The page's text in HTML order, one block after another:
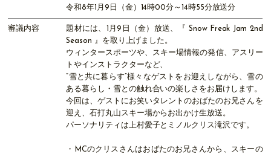
令和8年1月9日（金）14時00分～14時55分放送分
審議内容
題材には、1月9日（金）放送、『 Snow Freak Jam 2nd
Season 』を取り上げました。
ウィンタースポーツや、スキー場情報の発信、アスリー
トやインストラクターなど、
”雪と共に暮らす”様々なゲストをお迎えしながら、雪の
ある暮らし・雪との触れ合いの楽しさをお届けします。
今回は、ゲストにお笑いタレントのおばたのお兄さんを
迎え、石打丸山スキー場からお出かけ生放送。
パーソナリティは上村愛子とミノルクリス滝沢です。
・MCのクリスさんはおばたのお兄さんから、スキーの